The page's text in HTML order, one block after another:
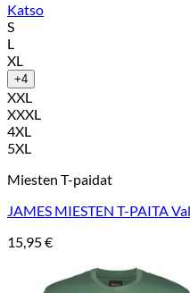
Katso
S
L
XL
+4
XXL
XXXL
4XL
5XL
Miesten T-paidat
JAMES MIESTEN T-PAITA
15,95€